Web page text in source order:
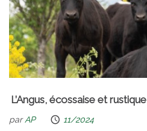
L’Angus, écossaise et rustique
parAP 11/2024